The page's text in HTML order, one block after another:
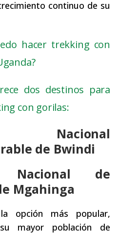
continuo de su
hacer trekking con
dos destinos para
con gorilas:
Nacional
de Bwindi
Nacional de
Mgahinga
opción más popular,
mayor población de